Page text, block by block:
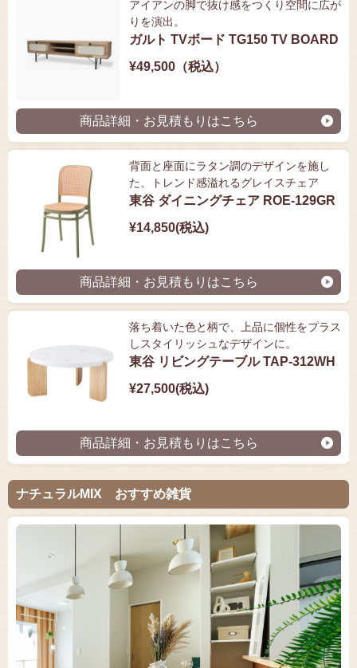
アイアンの脚で抜け感をつくり空間に広が
りを演出。
ガルト TVボード TG150 TV BOARD
¥49,500（税込）
商品詳細・お見積もりはこちら
背面と座面にラタン調のデザインを施し
た、トレンド感溢れるグレイスチェア
東谷 ダイニングチェア ROE-129GR
¥14,850(税込)
商品詳細・お見積もりはこちら
落ち着いた色と柄で、上品に個性をプラス
しスタイリッシュなデザインに。
東谷 リビングテーブル TAP-312WH
¥27,500(税込)
商品詳細・お見積もりはこちら
ナチュラルMIX おすすめ雑貨